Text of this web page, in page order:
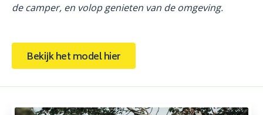
de camper, en volop genieten van de omgeving.
Bekijk het model hier